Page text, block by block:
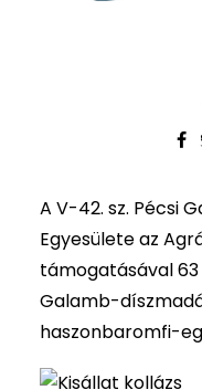
A V-42. sz. Pécsi
Egyesülete az
támogatásával
Galamb-
haszonbaromfi-